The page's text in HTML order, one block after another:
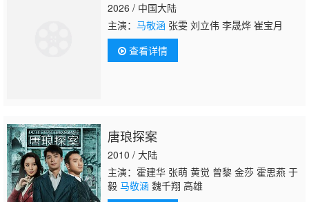
2026 / 中国大陆
主演： 马敬涵 张雯 刘立伟 李晟烨 崔宝月
查看详情
唐琅探案
2010 / 大陆
主演：霍建华 张萌 黄觉 曾黎 金莎 霍思燕 于
毅 马敬涵 魏千翔 高雄